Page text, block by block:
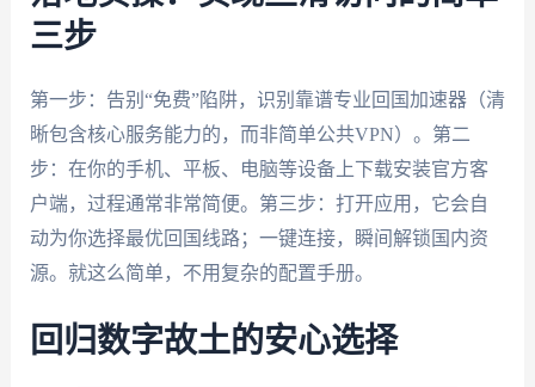
三步
第一步：告别“免费”陷阱，识别靠谱专业回国加速器（清
晰包含核心服务能力的，而非简单公共VPN）。第二
步：在你的手机、平板、电脑等设备上下载安装官方客
户端，过程通常非常简便。第三步：打开应用，它会自
动为你选择最优回国线路；一键连接，瞬间解锁国内资
源。就这么简单，不用复杂的配置手册。
回归数字故土的安心选择